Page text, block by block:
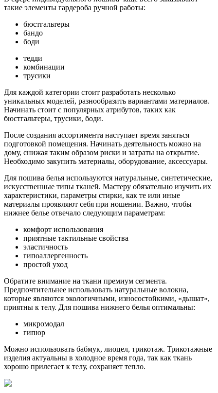
такие элементы гардероба ручной работы:
бюстгальтеры
бандо
боди
тедди
комбинации
трусики
Для каждой категории стоит разработать несколько
уникальных моделей, разнообразить вариантами материалов.
Начинать стоит с популярных атрибутов, таких как
бюстгальтеры, трусики, боди.
После создания ассортимента наступает время заняться
подготовкой помещения. Начинать деятельность можно на
дому, снижая таким образом риски и затраты на открытие.
Необходимо закупить материалы, оборудование, аксессуары.
Для пошива белья используются натуральные, синтетические,
искусственные типы тканей. Мастеру обязательно изучить их
характеристики, параметры стирки, как те или иные
материалы проявляют себя при ношении. Важно, чтобы
нижнее белье отвечало следующим параметрам:
комфорт использования
приятные тактильные свойства
эластичность
гипоаллергенность
простой уход
Обратите внимание на ткани премиум сегмента.
Предпочтительнее использовать натуральные волокна,
которые являются экологичными, износостойкими, «дышат»,
приятны к телу. Для пошива нижнего белья оптимальны:
микромодал
гипюр
Можно использовать бабмук, лиоцел, трикотаж. Трикотажные
изделия актуальны в холодное время года, так как ткань
хорошо прилегает к телу, сохраняет тепло.